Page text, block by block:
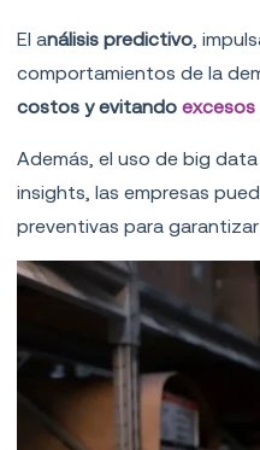
El análisis predictivo ,
comportamientos de la
costos y evitandoexcesos
Además, el uso de big
insights, las empresas
preventivas para